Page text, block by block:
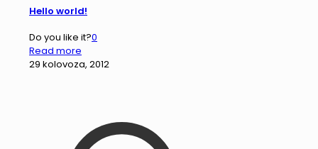
Hello world!
Do you like it?0
Read more
29 kolovoza, 2012